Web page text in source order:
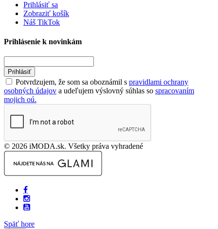
Prihlásiť sa
Zobraziť košík
Náš TikTok
Prihlásenie k novinkám
Prihlásiť
Potvrdzujem, že som sa oboznámil s pravidlami ochrany
osobných údajov a udeľujem výslovný súhlas so spracovaním
mojich oú.
© 2026 iMODA.sk. Všetky práva vyhradené
Späť hore